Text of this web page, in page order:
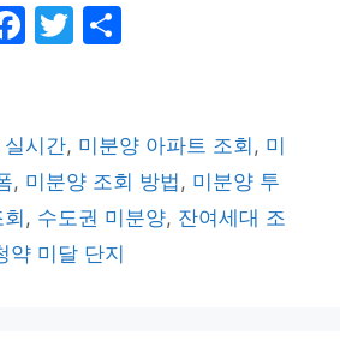
F
e
b
o
o
T
er e
시간, 미분양 아파트 조회 , 미
, 미분양 조회 방법, 미분양 투
, 수도권 미분양, 잔여세대 조
약 미달 단지